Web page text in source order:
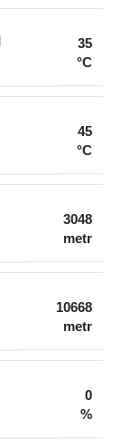
35
°C
45
°C
3048
metr
10668
metr
0
%